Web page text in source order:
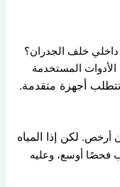
خلف الجدران؟
المستخدمة
أجهزة متقدمة.
أرخص. لكن إذا المياه
فحصًا أوسع، وعليه